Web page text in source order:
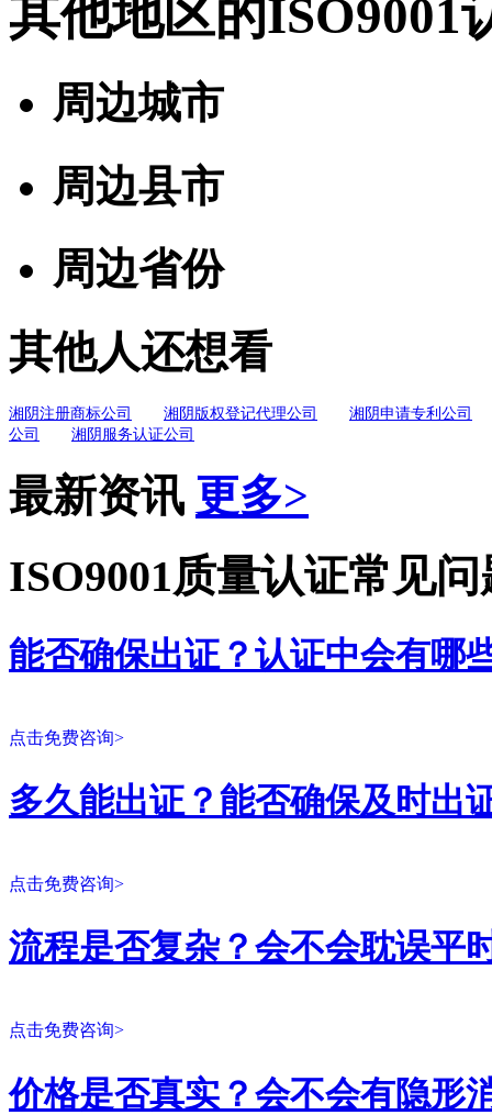
其他地区的ISO9001
周边城市
周边县市
周边省份
其他人还想看
湘阴注册商标公司 湘阴版权登记代理公司
湘阴申请专利公司
公司
湘阴服务认证公司
最新资讯 更多>
ISO9001质量认证常见
能否确保出证？认证中会有哪
点击免费咨询>
多久能出证？能否确保及时出
点击免费咨询>
流程是否复杂？会不会耽误平
点击免费咨询>
价格是否真实？会不会有隐形